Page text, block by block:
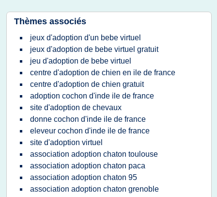
Thèmes associés
jeux d'adoption d'un bebe virtuel
jeux d'adoption de bebe virtuel gratuit
jeu d'adoption de bebe virtuel
centre d'adoption de chien en ile de france
centre d'adoption de chien gratuit
adoption cochon d'inde ile de france
site d'adoption de chevaux
donne cochon d'inde ile de france
eleveur cochon d'inde ile de france
site d'adoption virtuel
association adoption chaton toulouse
association adoption chaton paca
association adoption chaton 95
association adoption chaton grenoble